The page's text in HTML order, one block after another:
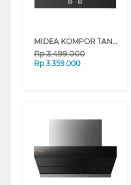
MIDEA KOMPOR TANAM BLAZE BUILT IN HOB MGH-Q7612G-ID
Rp3.499.000
Rp 3.359.000